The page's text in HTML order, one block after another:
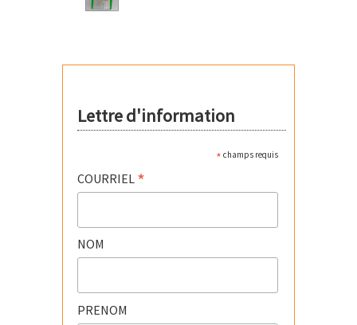
Lettre d'information
* champs requis
COURRIEL *
NOM
PRENOM